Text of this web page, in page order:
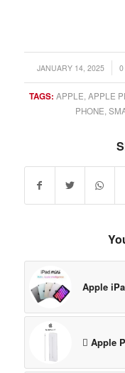
JANUARY 14, 2025
/
TAGS: APPLE ,APPLE
PHONE ,
Apple
 Apple